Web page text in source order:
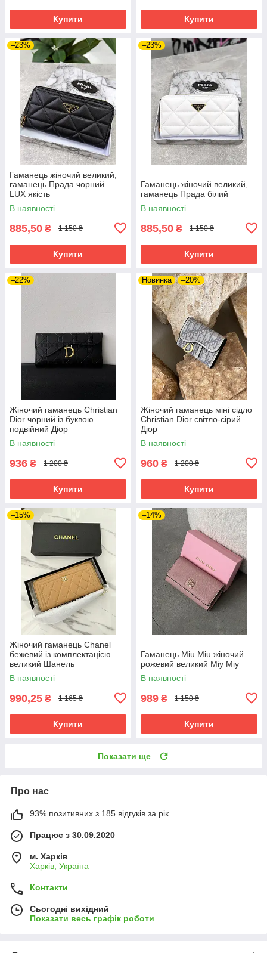
Купити Купити
–23%
Гаманець жіночий великий,
гаманець Прада чорний —
LUX якість
В наявності
885,50 ₴ 1 150 ₴
Купити
–23%
Гаманець жіночий великий,
гаманець Прада білий
В наявності
885,50 ₴ 1 150 ₴
Купити
–22%
Жіночий гаманець Christian
Dior чорний із буквою
подвійний Діор
В наявності
936 ₴ 1 200 ₴
Купити
Новинка –20%
Жіночий гаманець міні сідло
Christian Dior світло-сірий
Діор
В наявності
960 ₴ 1 200 ₴
Купити
–15%
Жіночий гаманець Chanel
бежевий із комплектацією
великий Шанель
В наявності
990,25 ₴ 1 165 ₴
Купити
–14%
Гаманець Miu Miu жіночий
рожевий великий Міу Міу
В наявності
989 ₴ 1 150 ₴
Купити
Показати ще
Про нас
93% позитивних з 185 відгуків за рік
Працює з 30.09.2020
м. Харків
Харків, Україна
Контакти
Сьогодні вихідний
Показати весь графік роботи